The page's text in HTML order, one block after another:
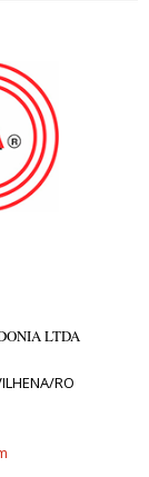
LTDA
RO